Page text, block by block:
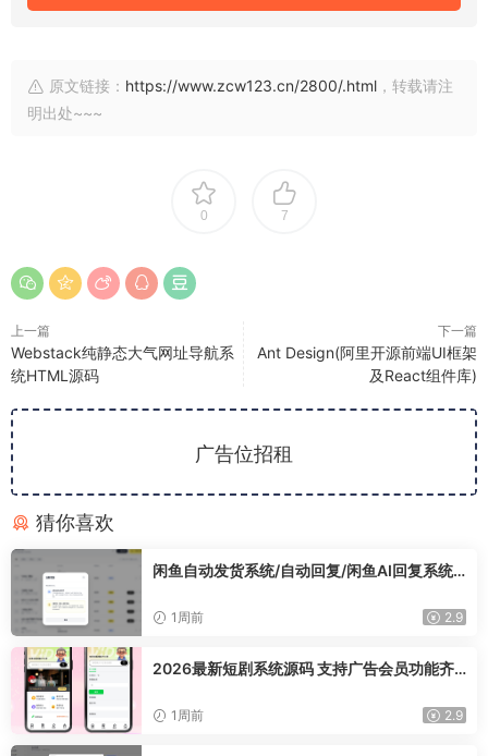
原文链接： https://www.zcw123.cn/2800/.html ，转载请注
明出处~~~
0 7
上一篇
Webstack纯静态大气网址导航系
统HTML源码
下一篇
Ant Design(阿里开源前端UI框架
及React组件库)
广告位招租
猜你喜欢
闲鱼自动发货系统/自动回复/闲鱼AI回复系统
1周前 2.9
2026最新短剧系统源码 支持广告会员功能齐
1周前 2.9